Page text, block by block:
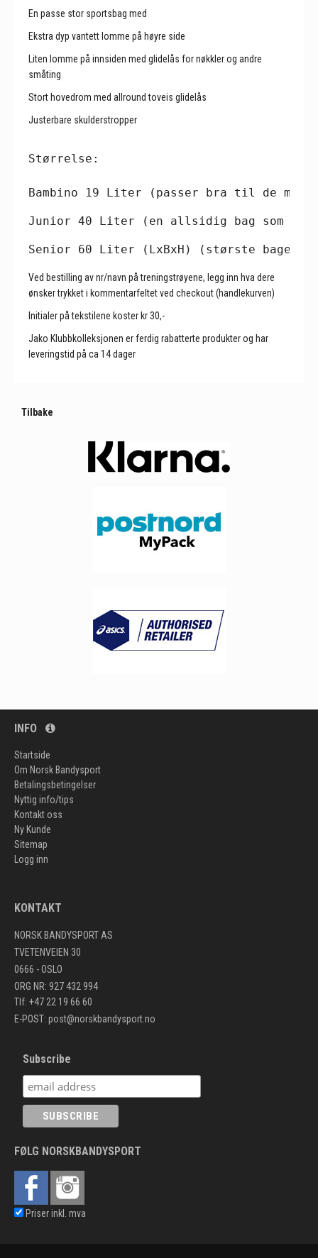
En passe stor sportsbag med
Ekstra dyp vantett lomme på høyre side
Liten lomme på innsiden med glidelås for nøkkler og andre
småting
Stort hovedrom med allround toveis glidelås
Justerbare skulderstropper
Størrelse:
Bambino 19 Liter (passer bra til de
Junior 40 Liter (en allsidig bag som
Senior 60 Liter (LxBxH) (største bagen i
Ved bestilling av nr/navn på treningstrøyene, legg inn hva dere
ønsker trykket i kommentarfeltet ved checkout (handlekurven)
Initialer på tekstilene koster kr 30,-
Jako Klubbkolleksjonen er ferdig rabatterte produkter og har
leveringstid på ca 14 dager
Tilbake
INFO
Startside
Om Norsk Bandysport
Betalingsbetingelser
Nyttig info/tips
Kontakt oss
Ny Kunde
Sitemap
Logg inn
KONTAKT
NORSK BANDYSPORT AS
TVETENVEIEN 30
0666 - OSLO
ORG NR: 927 432 994
Tlf: +47 22 19 66 60
E-POST: post@norskbandysport.no
Subscribe
FØLG NORSKBANDYSPORT
Priser inkl. mva